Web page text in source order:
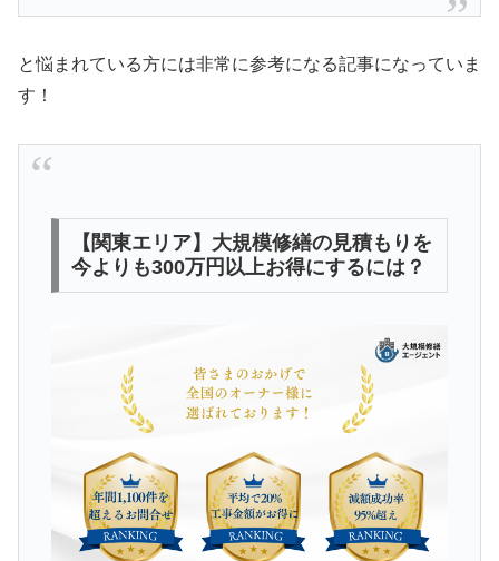
と悩まれている方には非常に参考になる記事になっていま
す！
【関東エリア】大規模修繕の見積もりを
今よりも300万円以上お得にするには？